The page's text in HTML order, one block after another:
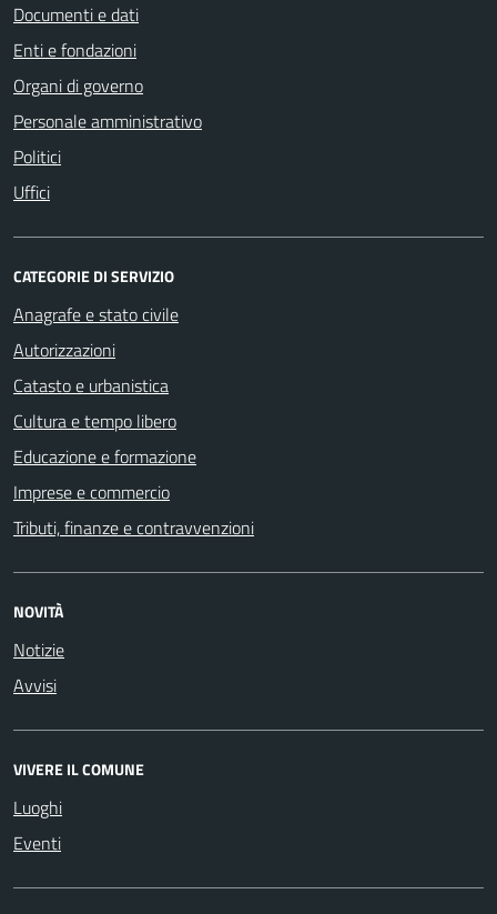
Documenti e dati
Enti e fondazioni
Organi di governo
Personale amministrativo
Politici
Uffici
CATEGORIE DI SERVIZIO
Anagrafe e stato civile
Autorizzazioni
Catasto e urbanistica
Cultura e tempo libero
Educazione e formazione
Imprese e commercio
Tributi, finanze e contravvenzioni
NOVITÀ
Notizie
Avvisi
VIVERE IL COMUNE
Luoghi
Eventi